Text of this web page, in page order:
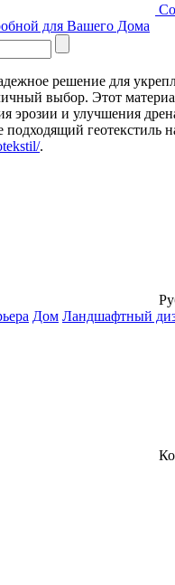
для Вашего Дома
решение для
выбор. Этот
эрозии и улучшения
геотекстиль
.
Дом Ландшафтный